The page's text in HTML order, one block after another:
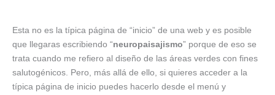
Esta no es la típica página de “inicio” de una web y es posible
que llegaras escribiendo “neuropaisajismo” porque de eso se
trata cuando me refiero al diseño de las áreas verdes con fines
salutogénicos. Pero, más allá de ello, si quieres acceder a la
típica página de inicio puedes hacerlo desde el menú y